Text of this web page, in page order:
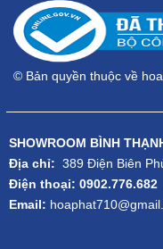
© Bản quyền thuộc về
SHOWROOM BÌNH
Địa chỉ: 389 Điện Biên
Điện thoại: 0902.776.682
Email: